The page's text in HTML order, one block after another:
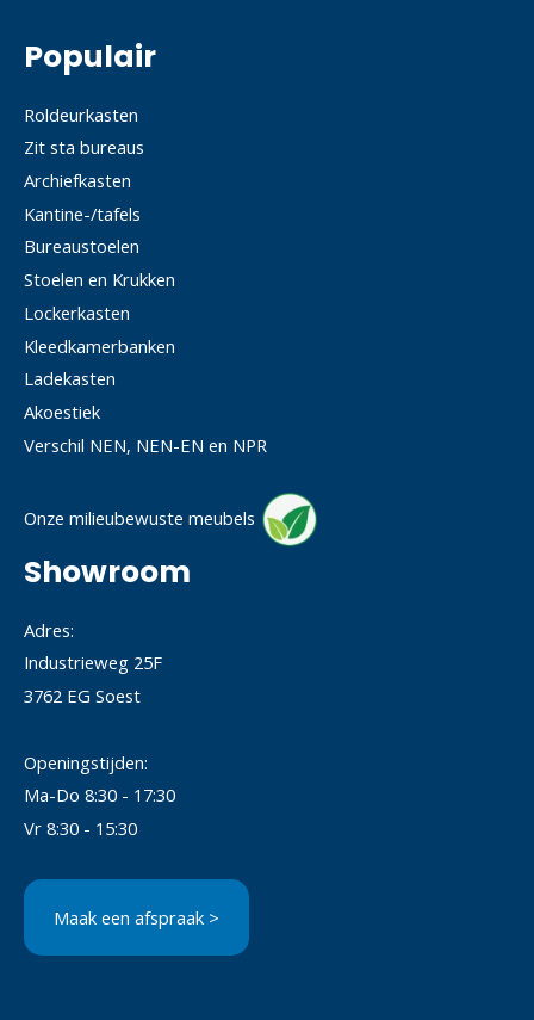
Populair
Roldeurkasten
Zit sta bureaus
Archiefkasten
Kantine-/tafels
Bureaustoelen
Stoelen en Krukken
Lockerkasten
Kleedkamerbanken
Ladekasten
Akoestiek
Verschil NEN, NEN-EN en NPR
Onze milieubewuste meubels
Showroom
Adres:
Industrieweg 25F
3762 EG Soest
Openingstijden:
Ma-Do 8:30 - 17:30
Vr 8:30 - 15:30
Maak een afspraak >